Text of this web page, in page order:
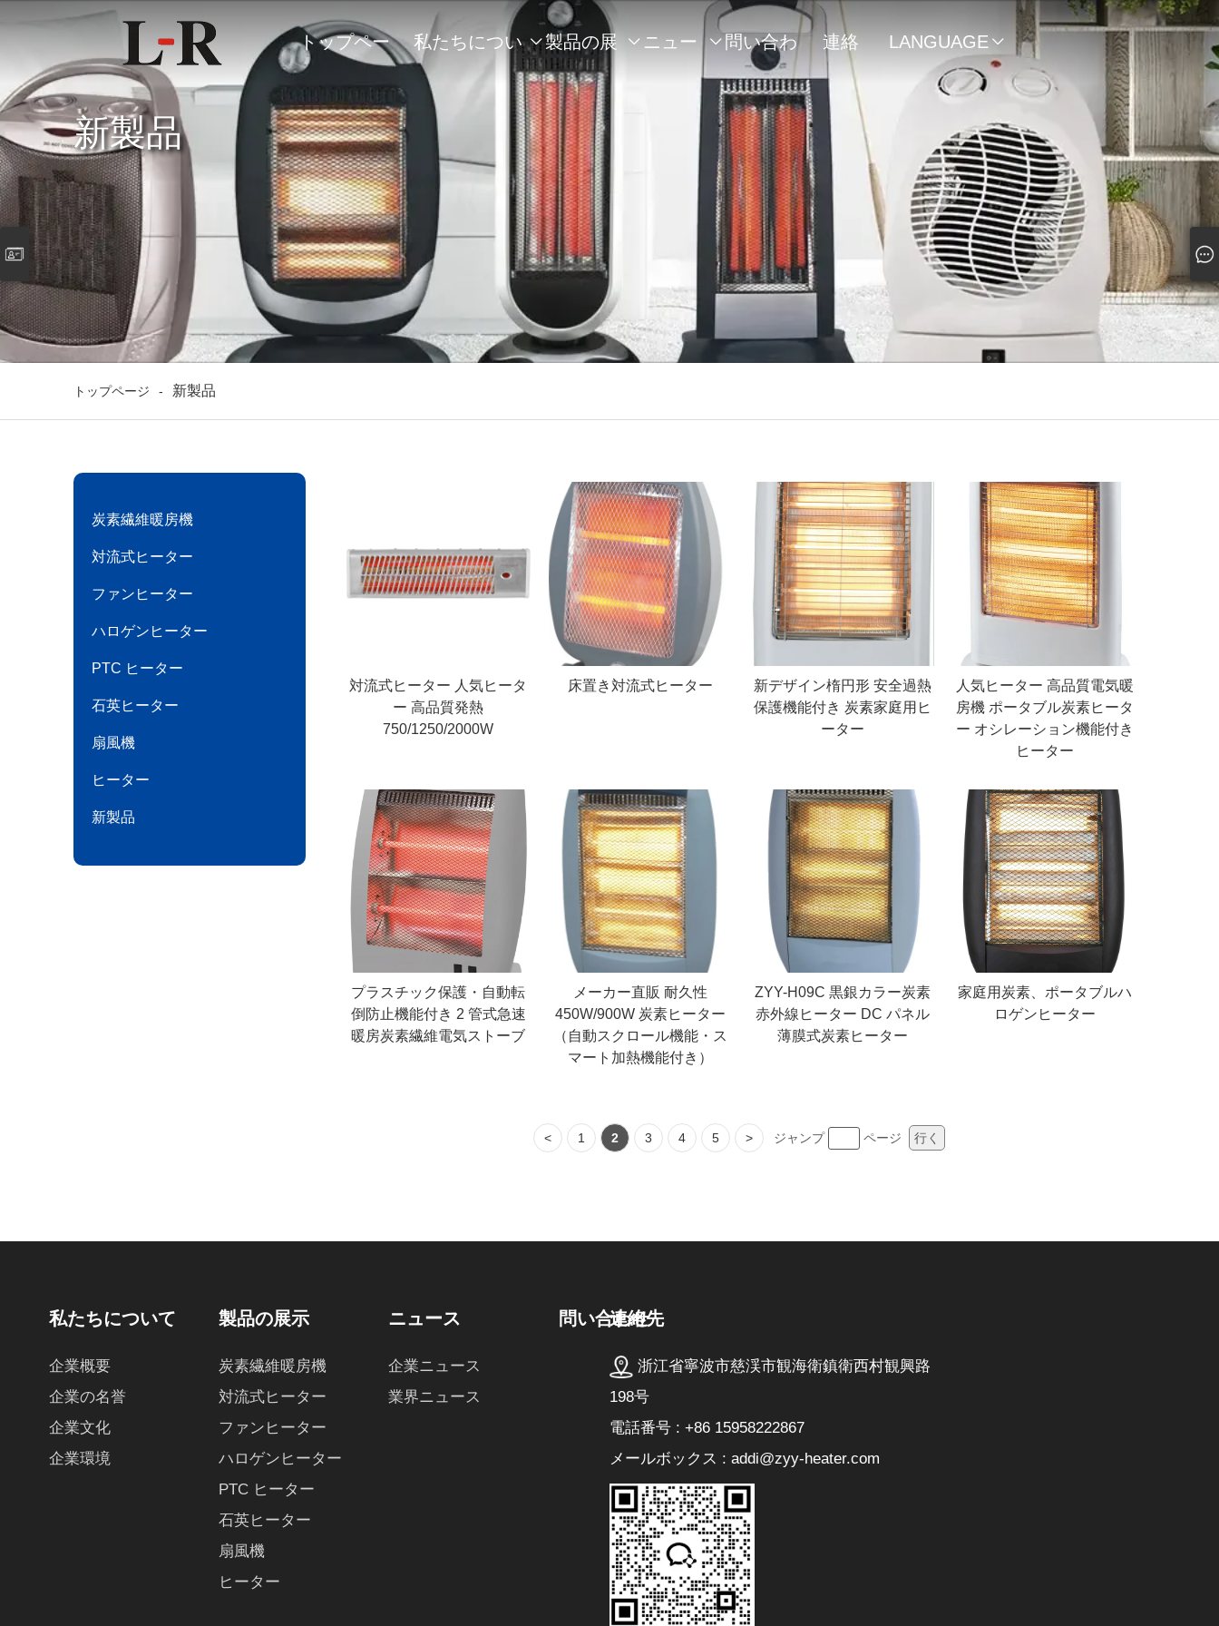
トップペー
ジ
私たちについ
て
 製品の展
示
 ニュー  問い合わ
せ
連絡
先
LANGUAGE 
新製品
トップページ - 新製品
炭素繊維暖房機
対流式ヒーター
ファンヒーター
ハロゲンヒーター
PTC ヒーター
石英ヒーター
扇風機
ヒーター
新製品
対流式ヒーター 人気ヒータ
ー 高品質発熱
750/1250/2000W
床置き対流式ヒーター
新デザイン楕円形 安全過熱
保護機能付き 炭素家庭用ヒ
ーター
人気ヒーター 高品質電気暖
房機 ポータブル炭素ヒータ
ー オシレーション機能付き
ヒーター
プラスチック保護・自動転
倒防止機能付き 2 管式急速
暖房炭素繊維電気ストーブ
メーカー直販 耐久性
450W/900W 炭素ヒーター
（自動スクロール機能・ス
マート加熱機能付き）
ZYY-H09C 黒銀カラー炭素
赤外線ヒーター DC パネル
薄膜式炭素ヒーター
家庭用炭素、ポータブルハ
ロゲンヒーター
< 1 2 3 4 5 > ジャンプ ページ 行く
私たちについて
企業概要
企業の名誉
企業文化
企業環境
製品の展示
炭素繊維暖房機
対流式ヒーター
ファンヒーター
ハロゲンヒーター
PTC ヒーター
石英ヒーター
扇風機
ヒーター
ニュース
企業ニュース
業界ニュース
問い合わせ
連絡先
浙江省寧波市慈渓市観海衛鎮衛西村観興路
198号
電話番号 : +86 15958222867
メールボックス : addi@zyy-heater.com